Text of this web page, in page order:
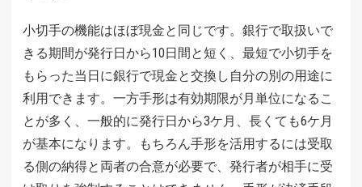
小切手の機能はほぼ現金と同じです。銀行で取扱いで
きる期間が発行日から10日間と短く、最短で小切手を
もらった当日に銀行で現金と交換し自分の別の用途に
利用できます。一方手形は有効期限が月単位になるこ
とが多く、一般的に発行日から3ケ月、長くても6ケ月
が基本になります。もちろん手形を活用するには受取
る側の納得と両者の合意が必要で、発行者が相手に受